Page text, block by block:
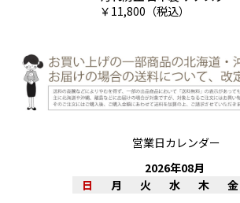
￥11,800（税込）
営業日カレンダー
2026年08月
日
月 火 水 木 金